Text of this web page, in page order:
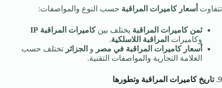
تتفاوت أسعار كاميرات المراقبة حسب النوع والمواصفات:
ثمن كاميرات المراقبة يختلف بينكاميرات المراقبة IP
وكاميرات المراقبة اللاسلكية.
أسعار كاميرات المراقبة في مصر و الجزائر تختلف حسب
العلامة التجارية والمواصفات التقنية.
9. تاريخ كاميرات المراقبة وتطورها